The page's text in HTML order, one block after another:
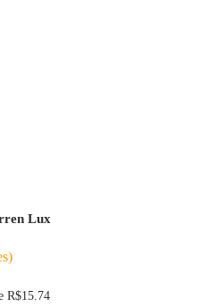
Lux
R$15.74